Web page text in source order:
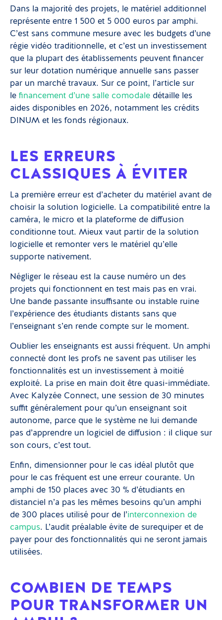
Dans la majorité des projets, le matériel additionnel
représente entre 1 500 et 5 000 euros par amphi.
C’est sans commune mesure avec les budgets d’une
régie vidéo traditionnelle, et c’est un investissement
que la plupart des établissements peuvent financer
sur leur dotation numérique annuelle sans passer
par un marché travaux. Sur ce point, l’article sur
le financement d’une salle comodale détaille les
aides disponibles en 2026, notamment les crédits
DINUM et les fonds régionaux.
LES ERREURS
CLASSIQUES À ÉVITER
La première erreur est d’acheter du matériel avant de
choisir la solution logicielle. La compatibilité entre la
caméra, le micro et la plateforme de diffusion
conditionne tout. Mieux vaut partir de la solution
logicielle et remonter vers le matériel qu’elle
supporte nativement.
Négliger le réseau est la cause numéro un des
projets qui fonctionnent en test mais pas en vrai.
Une bande passante insuffisante ou instable ruine
l’expérience des étudiants distants sans que
l’enseignant s’en rende compte sur le moment.
Oublier les enseignants est aussi fréquent. Un amphi
connecté dont les profs ne savent pas utiliser les
fonctionnalités est un investissement à moitié
exploité. La prise en main doit être quasi-immédiate.
Avec Kalyzée Connect, une session de 30 minutes
suffit généralement pour qu’un enseignant soit
autonome, parce que le système ne lui demande
pas d’apprendre un logiciel de diffusion : il clique sur
son cours, c’est tout.
Enfin, dimensionner pour le cas idéal plutôt que
pour le cas fréquent est une erreur courante. Un
amphi de 150 places avec 30 % d’étudiants en
distanciel n’a pas les mêmes besoins qu’un amphi
de 300 places utilisé pour de l’interconnexion de
campus. L’audit préalable évite de surequiper et de
payer pour des fonctionnalités qui ne seront jamais
utilisées.
COMBIEN DE TEMPS
POUR TRANSFORMER UN